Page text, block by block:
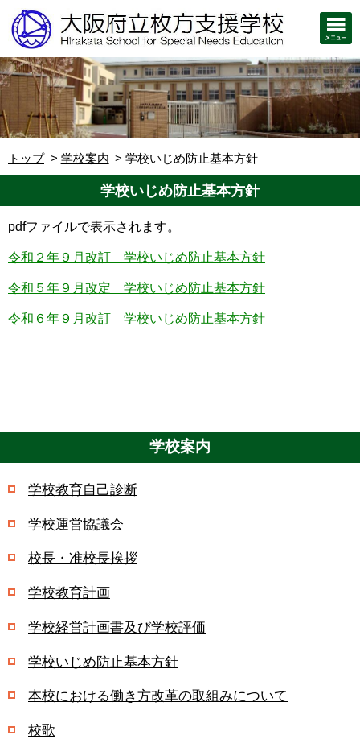
トップ 学校案内 学校いじめ防止基本方針
学校いじめ防止基本方針
pdfファイルで表示されます。
令和２年９月改訂 学校いじめ防止基本方針
令和５年９月改定 学校いじめ防止基本方針
令和６年９月改訂 学校いじめ防止基本方針
学校案内
学校教育自己診断
学校運営協議会
校長・准校長挨拶
学校教育計画
学校経営計画書及び学校評価
学校いじめ防止基本方針
本校における働き方改革の取組みについて
校歌